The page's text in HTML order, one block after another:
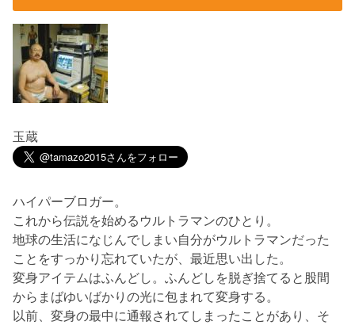
玉蔵
ハイパーブロガー。
これから伝説を始めるウルトラマンのひとり。
地球の生活になじんでしまい自分がウルトラマンだった
ことをすっかり忘れていたが、最近思い出した。
変身アイテムはふんどし。ふんどしを脱ぎ捨てると股間
からまばゆいばかりの光に包まれて変身する。
以前、変身の最中に通報されてしまったことがあり、そ